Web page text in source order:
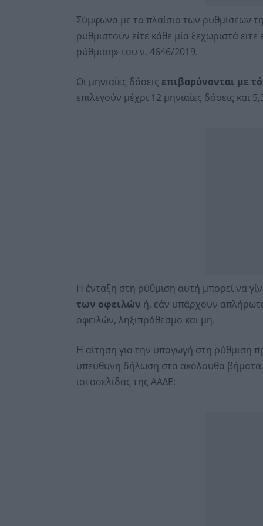
Σύμφωνα με το πλαίσιο των ρυθμίσεων
ρυθμιστούν είτε κάθε μία ξεχωριστά
ρύθμιση» του ν. 4646/2019.
Οι μηνιαίες δόσεις επιβαρύνονται με
επιλεγούν μέχρι 12 μηνιαίες δόσεις και
Η ένταξη στη ρύθμιση αυτή μπορεί να
των οφειλών ή, εάν υπάρχουν
οφειλών, ληξιπρόθεσμο και μη.
Η αίτηση για την υπαγωγή στη ρύθμιση
υπεύθυνη δήλωση στα ακόλουθα
ιστοσελίδας της ΑΑΔΕ: